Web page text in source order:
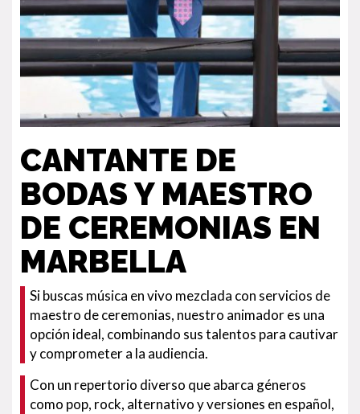
CANTANTE DE
BODAS Y MAESTRO
DE CEREMONIAS EN
MARBELLA
Si buscas música en vivo mezclada con servicios de
maestro de ceremonias, nuestro animador es una
opción ideal, combinando sus talentos para cautivar
y comprometer a la audiencia.
Con un repertorio diverso que abarca géneros
como pop, rock, alternativo y versiones en español,